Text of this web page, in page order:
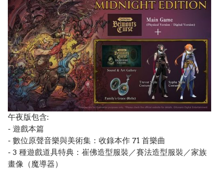
午夜版包含:
- 遊戲本篇
- 數位原聲音樂與美術集：收錄本作 71 首樂曲
- 3 種遊戲道具特典：崔佛造型服裝／賽法造型服裝／家族
畫像（魔導器）